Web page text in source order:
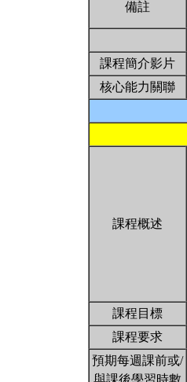
備註
課程簡介影片
核心能力關聯
課程概述
課程目標
課程要求
預期每週課前或/
與課後學習時數